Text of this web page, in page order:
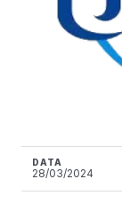
DATA
28/03/2024